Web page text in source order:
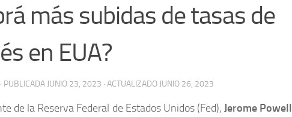
más subidas de tasas de
en EUA?
· PUBLICADA JUNIO 23, 2023 · ACTUALIZADO JUNIO 26, 2023
de la Reserva Federal de Estados Unidos (Fed), Jerome Powell